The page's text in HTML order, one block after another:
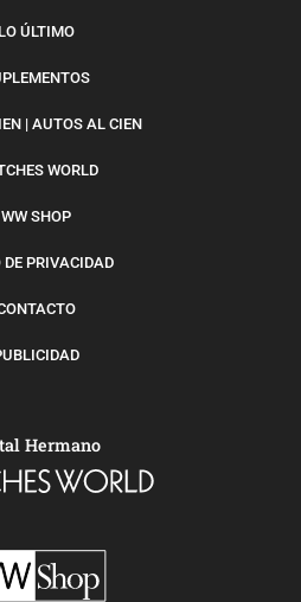
LO ÚLTIMO
| AUTOS AL CIEN
WORLD
WW SHOP
DE PRIVACIDAD
Hermano